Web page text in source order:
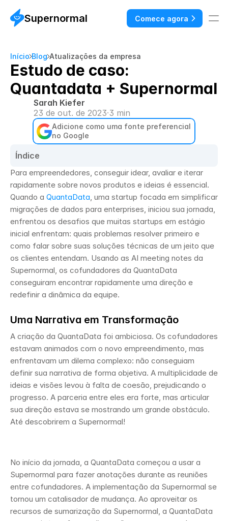
Supernormal Comece agora
Início Blog Atualizações da empresa
Estudo de caso:
Quantadata + Supernormal
Sarah Kiefer
23 de out. de 2023·3 min
Adicione como uma fonte preferencial
no Google
Índice
Para empreendedores, conseguir idear, avaliar e iterar
rapidamente sobre novos produtos e ideias é essencial.
Quando a QuantaData, uma startup focada em simplificar
migrações de dados para enterprises, iniciou sua jornada,
enfrentou os desafios que muitas startups em estágio
inicial enfrentam: quais problemas resolver primeiro e
como falar sobre suas soluções técnicas de um jeito que
os clientes entendam. Usando as AI meeting notes da
Supernormal, os cofundadores da QuantaData
conseguiram encontrar rapidamente uma direção e
redefinir a dinâmica da equipe.
Uma Narrativa em Transformação
A criação da QuantaData foi ambiciosa. Os cofundadores
estavam animados com o novo empreendimento, mas
enfrentavam um dilema complexo: não conseguiam
definir sua narrativa de forma objetiva. A multiplicidade de
ideias e visões levou à falta de coesão, prejudicando o
progresso. A parceria entre eles era forte, mas articular
sua direção estava se mostrando um grande obstáculo.
Até descobrirem a Supernormal!
No início da jornada, a QuantaData começou a usar a
Supernormal para fazer anotações durante as reuniões
entre cofundadores. A implementação da Supernormal se
tornou um catalisador de mudança. Ao aproveitar os
recursos de sumarização da Supernormal, a QuantaData